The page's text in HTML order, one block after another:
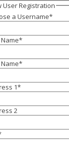
User Registration
a Username*
*
*
1*
2